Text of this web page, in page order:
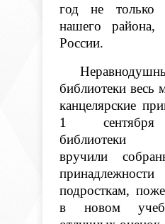
год не только
нашего
России.
библиотеки весь
канцелярские
1 сентября
библиотеки
вручили
подросткам,
в новом